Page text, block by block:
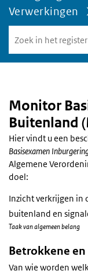
Verwerkingen
in
het
Monitor
Buitenland
Hier vindt u een
Basisexamen
Algemene
doel:
Inzicht verkrijgen in
buitenland en
Taak van algemeen belang
Betrokkene en
Van wie worden